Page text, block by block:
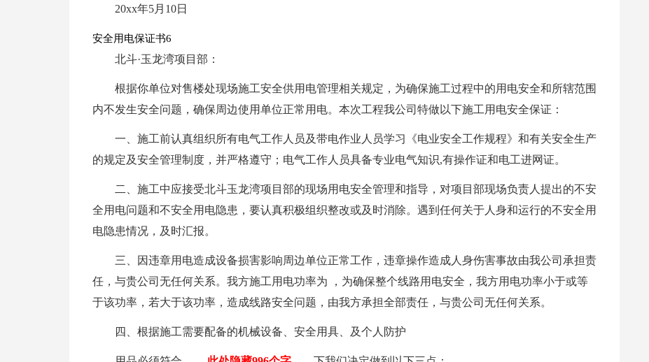
20xx年5月10日
安全用电保证书6
北斗·玉龙湾项目部：
根据你单位对售楼处现场施工安全供用电管理相关规定，为确保施工过程中的用电安全和所辖范围
内不发生安全问题，确保周边使用单位正常用电。本次工程我公司特做以下施工用电安全保证：
一、施工前认真组织所有电气工作人员及带电作业人员学习《电业安全工作规程》和有关安全生产
的规定及安全管理制度，并严格遵守；电气工作人员具备专业电气知识,有操作证和电工进网证。
二、施工中应接受北斗玉龙湾项目部的现场用电安全管理和指导，对项目部现场负责人提出的不安
全用电问题和不安全用电隐患，要认真积极组织整改或及时消除。遇到任何关于人身和运行的不安全用
电隐患情况，及时汇报。
三、因违章用电造成设备损害影响周边单位正常工作，违章操作造成人身伤害事故由我公司承担责
任，与贵公司无任何关系。我方施工用电功率为 ，为确保整个线路用电安全，我方用电功率小于或等
于该功率，若大于该功率，造成线路安全问题，由我方承担全部责任，与贵公司无任何关系。
四、根据施工需要配备的机械设备、安全用具、及个人防护